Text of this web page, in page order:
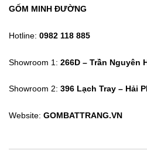
GỐM MINH ĐƯỜNG
Hotline: 0982 118 885
Showroom 1: 266D – Trần Nguyên
Showroom 2: 396 Lạch Tray – Hải
Website: GOMBATTRANG.VN